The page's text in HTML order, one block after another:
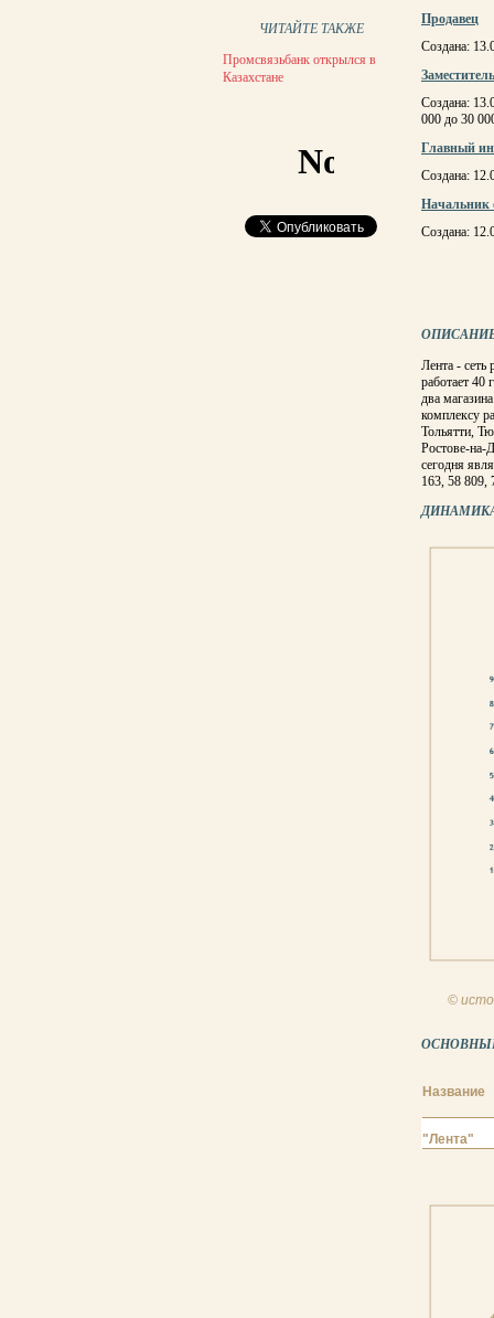
ЧИТАЙТЕ ТАКЖЕ
Промсвязьбанк открылся в
Казахстане
Продавец
Создана:
Создана:
000 до 30
Главный
Создана:
Начальник
Создана:
Лента - сеть
работает 40
два
комплексу
Тольятти,
Ростове-на-
сегодня
163, 58 809,
©
Название
"Лента"